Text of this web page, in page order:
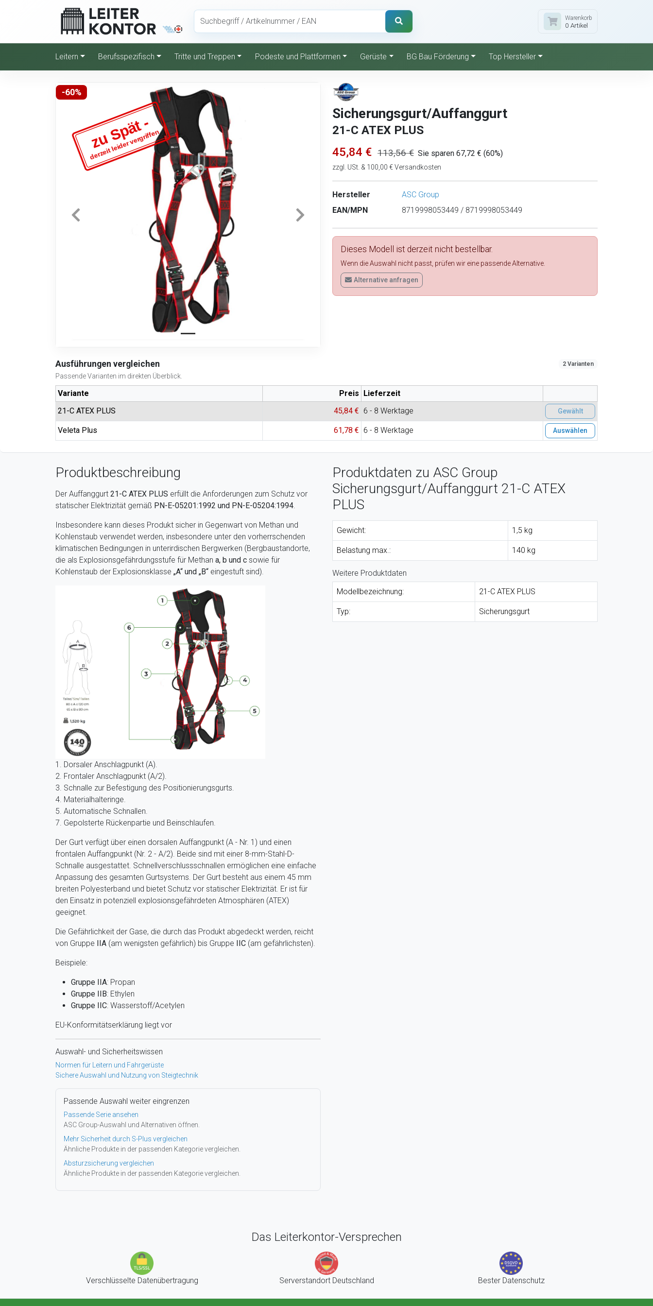
Warenkorb
0 Artikel
Leitern Berufsspezifisch Tritte und Treppen Podeste und Plattformen Gerüste BG Bau Förderung Top Hersteller
-60%
Sicherungsgurt/Auffanggurt
21-C ATEX PLUS
45,84 € 113,56 € Sie sparen 67,72 € (60%)
zzgl. USt. & 100,00 € Versandkosten
Hersteller
ASC Group
EAN/MPN
8719998053449 / 8719998053449
Dieses Modell ist derzeit nicht bestellbar.
Wenn die Auswahl nicht passt, prüfen wir eine passende Alternative.
Alternative anfragen
Ausführungen vergleichen
Passende Varianten im direkten Überblick.
2 Varianten
Variante Preis Lieferzeit
21-C ATEX PLUS
45,84 € 6 - 8 Werktage Gewählt
Veleta Plus 61,78 € 6 - 8 Werktage Auswählen
Produktbeschreibung
Der Auffanggurt 21-C ATEX PLUS erfüllt die Anforderungen zum Schutz vor
statischer Elektrizität gemäß PN-E-05201:1992 und PN-E-05204:1994.
Insbesondere kann dieses Produkt sicher in Gegenwart von Methan und
Kohlenstaub verwendet werden, insbesondere unter den vorherrschenden
klimatischen Bedingungen in unterirdischen Bergwerken (Bergbaustandorte,
die als Explosionsgefährdungsstufe für Methan a, b und c sowie für
Kohlenstaub der Explosionsklasse „A“ und „B“ eingestuft sind).
1. Dorsaler Anschlagpunkt (A).
2. Frontaler Anschlagpunkt (A/2).
3. Schnalle zur Befestigung des Positionierungsgurts.
4. Materialhalteringe.
5. Automatische Schnallen.
7. Gepolsterte Rückenpartie und Beinschlaufen.
Der Gurt verfügt über einen dorsalen Auffangpunkt (A - Nr. 1) und einen
frontalen Auffangpunkt (Nr. 2 - A/2). Beide sind mit einer 8-mm-Stahl-D-
Schnalle ausgestattet. Schnellverschlussschnallen ermöglichen eine einfache
Anpassung des gesamten Gurtsystems. Der Gurt besteht aus einem 45 mm
breiten Polyesterband und bietet Schutz vor statischer Elektrizität. Er ist für
den Einsatz in potenziell explosionsgefährdeten Atmosphären (ATEX)
geeignet.
Die Gefährlichkeit der Gase, die durch das Produkt abgedeckt werden, reicht
von Gruppe IIA (am wenigsten gefährlich) bis Gruppe IIC (am gefährlichsten).
Beispiele:
Gruppe IIA: Propan
Gruppe IIB: Ethylen
Gruppe IIC: Wasserstoff/Acetylen
EU-Konformitätserklärung liegt vor
Auswahl- und Sicherheitswissen
Normen für Leitern und Fahrgerüste
Sichere Auswahl und Nutzung von Steigtechnik
Passende Auswahl weiter eingrenzen
Passende Serie ansehen
ASC Group-Auswahl und Alternativen öffnen.
Mehr Sicherheit durch S-Plus vergleichen
Ähnliche Produkte in der passenden Kategorie vergleichen.
Absturzsicherung vergleichen
Ähnliche Produkte in der passenden Kategorie vergleichen.
Produktdaten zu ASC Group
Sicherungsgurt/Auffanggurt 21-C ATEX
PLUS
Gewicht: 1,5 kg
Belastung max.: 140 kg
Weitere Produktdaten
Modellbezeichnung:
21-C ATEX PLUS
Typ: Sicherungsgurt
Das Leiterkontor-Versprechen
Verschlüsselte Datenübertragung Serverstandort Deutschland Bester Datenschutz